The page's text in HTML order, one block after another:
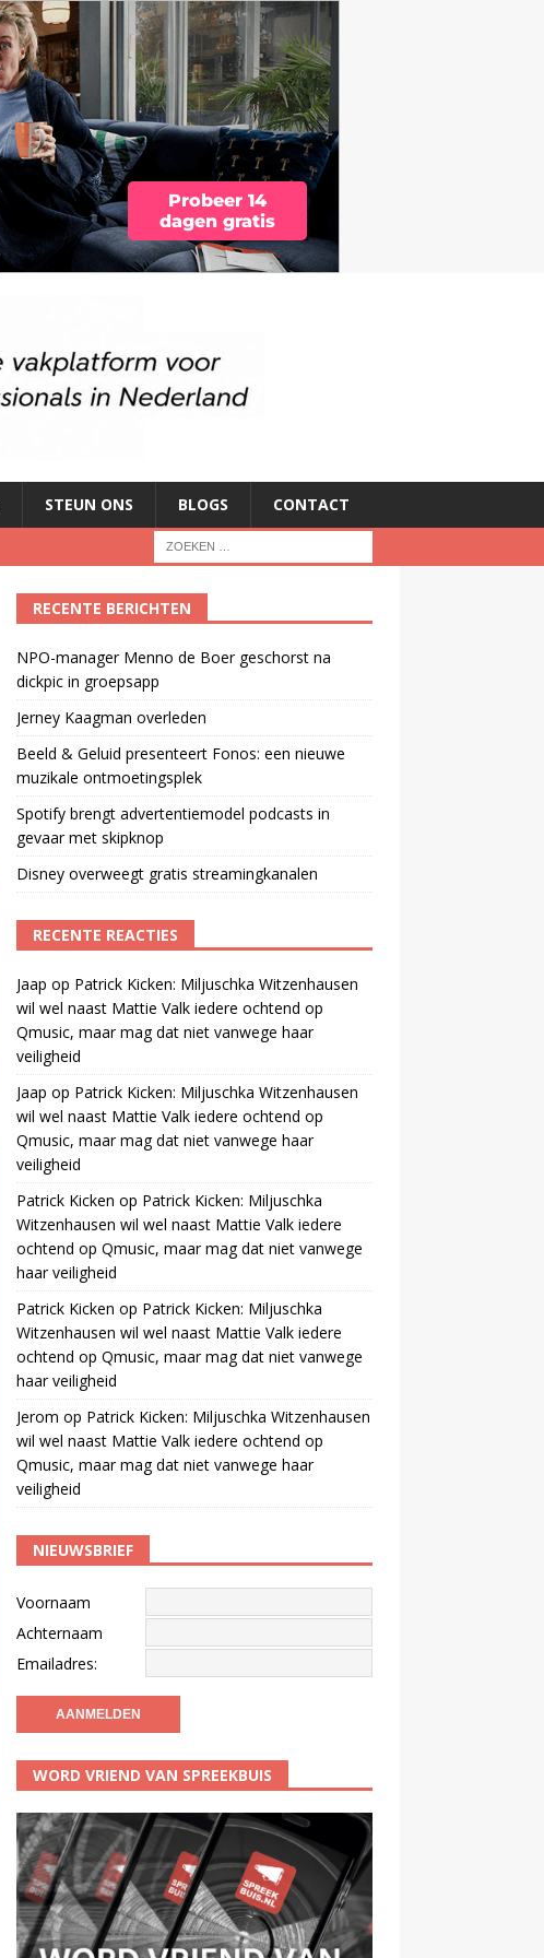
STEUN ONS BLOGS CONTACT
RECENTE BERICHTEN
NPO-manager Menno de Boer geschorst na
dickpic in groepsapp
Jerney Kaagman overleden
Beeld & Geluid presenteert Fonos: een nieuwe
muzikale ontmoetingsplek
Spotify brengt advertentiemodel podcasts in
gevaar met skipknop
Disney overweegt gratis streamingkanalen
RECENTE REACTIES
Jaap op Patrick Kicken: Miljuschka Witzenhausen
wil wel naast Mattie Valk iedere ochtend op
Qmusic, maar mag dat niet vanwege haar
veiligheid
Jaap op Patrick Kicken: Miljuschka Witzenhausen
wil wel naast Mattie Valk iedere ochtend op
Qmusic, maar mag dat niet vanwege haar
veiligheid
Patrick Kicken op Patrick Kicken: Miljuschka
Witzenhausen wil wel naast Mattie Valk iedere
ochtend op Qmusic, maar mag dat niet vanwege
haar veiligheid
Patrick Kicken op Patrick Kicken: Miljuschka
Witzenhausen wil wel naast Mattie Valk iedere
ochtend op Qmusic, maar mag dat niet vanwege
haar veiligheid
Jerom op Patrick Kicken: Miljuschka Witzenhausen
wil wel naast Mattie Valk iedere ochtend op
Qmusic, maar mag dat niet vanwege haar
veiligheid
NIEUWSBRIEF
Voornaam
Achternaam
Emailadres:
WORD VRIEND VAN SPREEKBUIS